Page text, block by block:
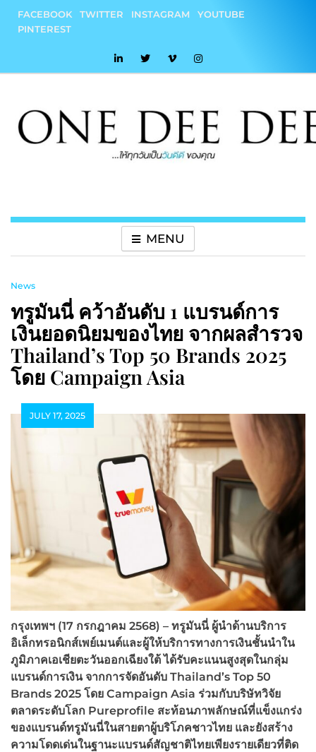
content
FACEBOOK TWITTER INSTAGRAM
YOUTUBE
PINTEREST
MENU
News
ทรูมันนี่ คว้าอันดับ 1 แบรนด์การ
เงินยอดนิยมของไทย จากผลสำรวจ
Thailand’s Top 50 Brands 2025
โดย Campaign Asia
JULY 17, 2025
กรุงเทพฯ (17 กรกฎาคม 2568) – ทรูมันนี่ ผู้นำด้านบริการ
อิเล็กทรอนิกส์เพย์เมนต์และผู้ให้บริการทางการเงินชั้นนำใน
ภูมิภาคเอเชียตะวันออกเฉียงใต้ ได้รับคะแนนสูงสุดในกลุ่ม
แบรนด์การเงิน จากการจัดอันดับ Thailand’s Top 50
Brands 2025 โดย Campaign Asia ร่วมกับบริษัทวิจัย
ตลาดระดับโลก Pureprofile สะท้อนภาพลักษณ์ที่แข็งแกร่ง
ของแบรนด์ทรูมันนี่ในสายตาผู้บริโภคชาวไทย และยังสร้าง
ความโดดเด่นในฐานะแบรนด์สัญชาติไทยเพียงรายเดียวที่ติด